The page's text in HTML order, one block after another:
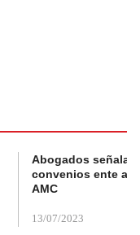
Abogados
convenios ente
AMC
13/07/2023